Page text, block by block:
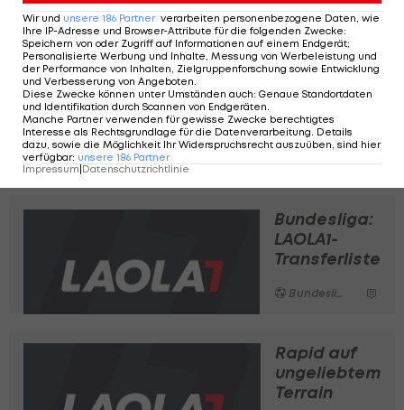
Rückendeckung gibt es für die Verletzten Fran und
Mario Grgic. Der Verein lässt die beiden Spieler
nicht hängen und hat die Verträge bereits
verlängert.
Bundesliga:
LAOLA1-
Transferliste
Bundesliga
Rapid auf
ungeliebtem
Terrain
Wir und unsere 186 Partner verarbeiten personenbezogene Daten, wie
Ihre IP-Adresse und Browser-Attribute für die folgenden Zwecke:
Speichern von oder Zugriff auf Informationen auf einem Endgerät;
Personalisierte Werbung und Inhalte, Messung von Werbeleistung und
der Performance von Inhalten, Zielgruppenforschung sowie Entwicklung
und Verbesserung von Angeboten.
Diese Zwecke können unter Umständen auch: Genaue Standortdaten
und Identifikation durch Scannen von Endgeräten.
Manche Partner verwenden für gewisse Zwecke berechtigtes
Interesse als Rechtsgrundlage für die Datenverarbeitung. Details
dazu, sowie die Möglichkeit Ihr Widerspruchsrecht auszuüben, sind hier
verfügbar: unsere 186 Partner
Impressum Datenschutzrichtlinie